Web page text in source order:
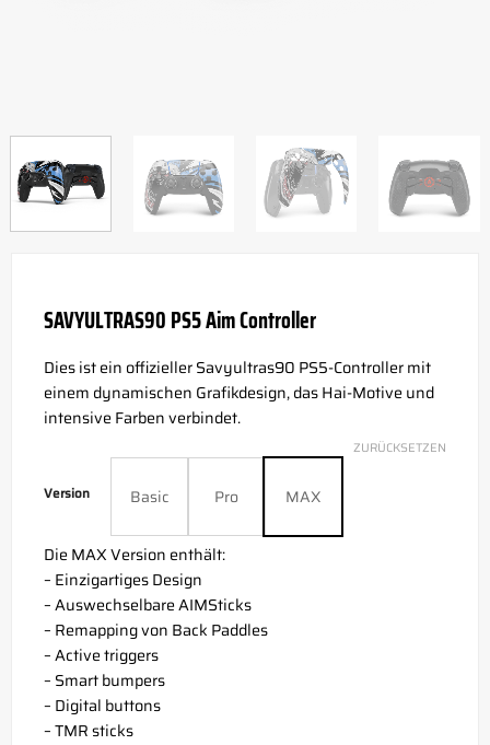
SAVYULTRAS90 PS5 Aim Controller
Dies ist ein offizieller Savyultras90 PS5-Controller mit
einem dynamischen Grafikdesign, das Hai-Motive und
intensive Farben verbindet.
Version Basic Pro MAX
ZURÜCKSETZEN
Die MAX Version enthält:
– Einzigartiges Design
– Auswechselbare AIMSticks
– Remapping von Back Paddles
– Active triggers
– Smart bumpers
– Digital buttons
– TMR sticks